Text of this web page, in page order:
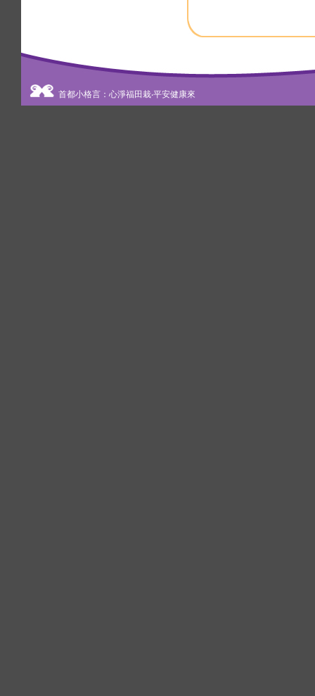
首都小格言：心淨福田栽‧平安健康來